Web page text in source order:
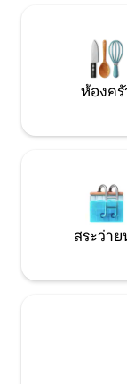
ห้องครั
สระว่าย